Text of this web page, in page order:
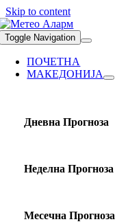
Skip to content
Toggle Navigation
ПОЧЕТНА
МАКЕДОНИЈА
Дневна Прогноза
Неделна Прогноза
Месечна Прогноза